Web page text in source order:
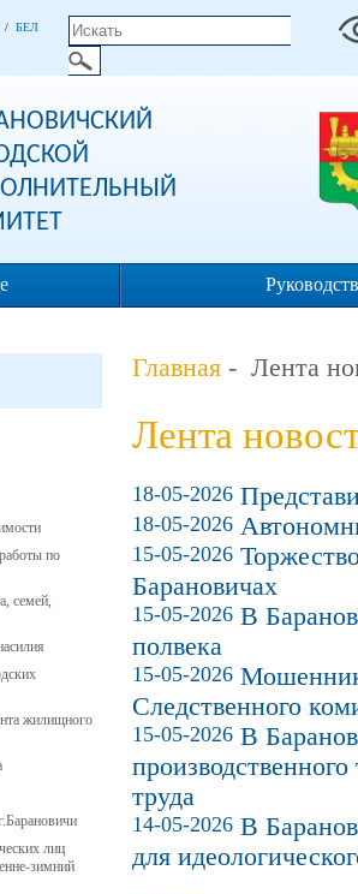
/ БЕЛ
по
семей,
жилищного
лиц
зимний
Главная - Лента
Лента
18-05-2026
18-05-2026
15-05-2026
Барановичах
15-05-2026 В
полвека
15-05-2026
Следственного
15-05-2026 В
труда
14-05-2026 В
для